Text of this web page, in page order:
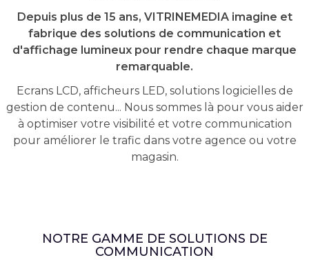
Depuis plus de 15 ans, VITRINEMEDIA imagine et
fabrique des solutions de communication et
d'affichage lumineux pour rendre chaque marque
remarquable.
Ecrans LCD, afficheurs LED, solutions logicielles de
gestion de contenu... Nous sommes là pour vous aider
à optimiser votre visibilité et votre communication
pour améliorer le trafic dans votre agence ou votre
magasin.
NOTRE GAMME DE SOLUTIONS DE
COMMUNICATION